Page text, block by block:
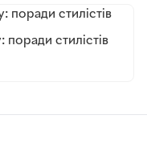
стилістів